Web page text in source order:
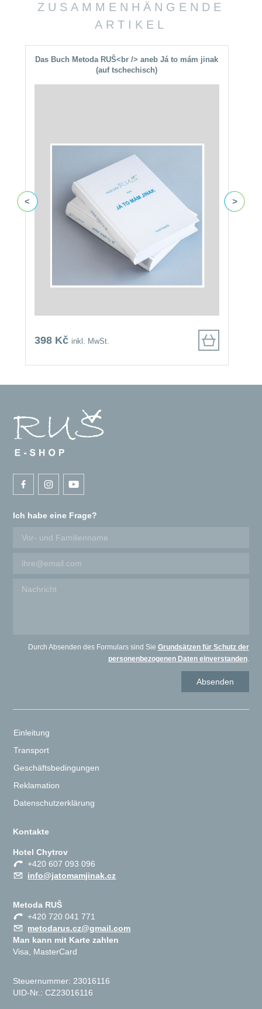
ZUSAMMENHÄNGENDE
ARTIKEL
Das Buch Metoda RUŠ<br /> aneb Já to mám jinak
(auf tschechisch)
398 Kč inkl. MwSt.
Ich habe eine Frage?
Durch Absenden des Formulars sind Sie Grundsätzen für Schutz der
personenbezogenen Daten einverstanden.
Einleitung
Transport
Geschäftsbedingungen
Reklamation
Datenschutzerklärung
Kontakte
Hotel Chytrov
+420 607 093 096
info@jatomamjinak.cz
Metoda RUŠ
+420 720 041 771
metodarus.cz@gmail.com
Man kann mit Karte zahlen
Visa, MasterCard
Steuernummer: 23016116
UID-Nr.: CZ23016116